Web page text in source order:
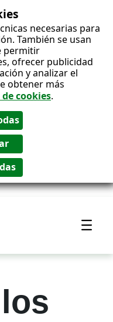
necesarias para
También se usan
permitir
ofrecer publicidad
y analizar el
obtener más
cookies.